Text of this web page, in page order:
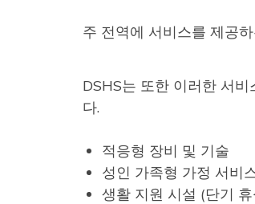
주 전역에 서비스를 제공
DSHS는 또한 이러한 서
다.
적응형 장비 및 기술
성인 가족형 가정 서비
생활 지원 시설 (단기